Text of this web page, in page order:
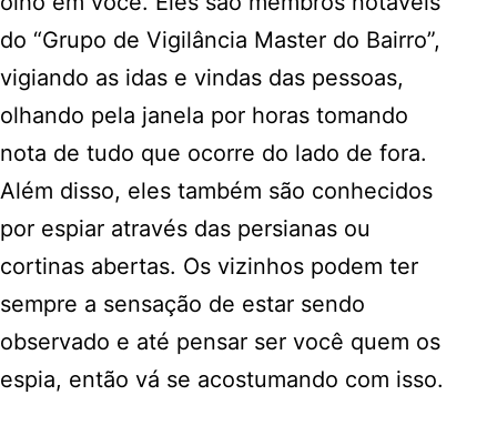
do “Grupo de Vigilância Master do Bairro”,
vigiando as idas e vindas das pessoas,
olhando pela janela por horas tomando
nota de tudo que ocorre do lado de fora.
Além disso, eles também são conhecidos
por espiar através das persianas ou
cortinas abertas. Os vizinhos podem ter
sempre a sensação de estar sendo
observado e até pensar ser você quem os
espia, então vá se acostumando com isso.